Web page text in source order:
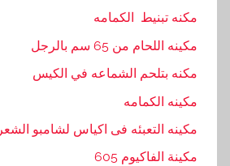
مكنه تبنيط الكمامه
مكينه اللحام من 65 سم بالرجل
مكنه بتلحم الشماعه في الكيس
مكينه الكمامه
مكينه التعبئه فى اكياس لشامبو الشعر
مكينة الفاكيوم 605